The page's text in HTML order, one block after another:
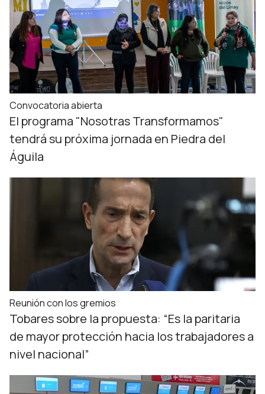
Convocatoria abierta
El programa "Nosotras Transformamos"
tendrá su próxima jornada en Piedra del
Águila
Reunión con los gremios
Tobares sobre la propuesta: “Es la paritaria
de mayor protección hacia los trabajadores a
nivel nacional”